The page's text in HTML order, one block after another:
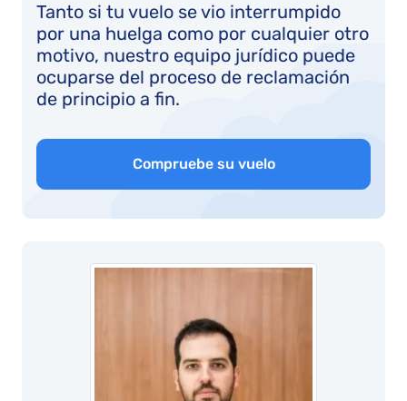
Tanto si tu vuelo se vio interrumpido
por una huelga como por cualquier otro
motivo, nuestro equipo jurídico puede
ocuparse del proceso de reclamación
de principio a fin.
Compruebe su vuelo